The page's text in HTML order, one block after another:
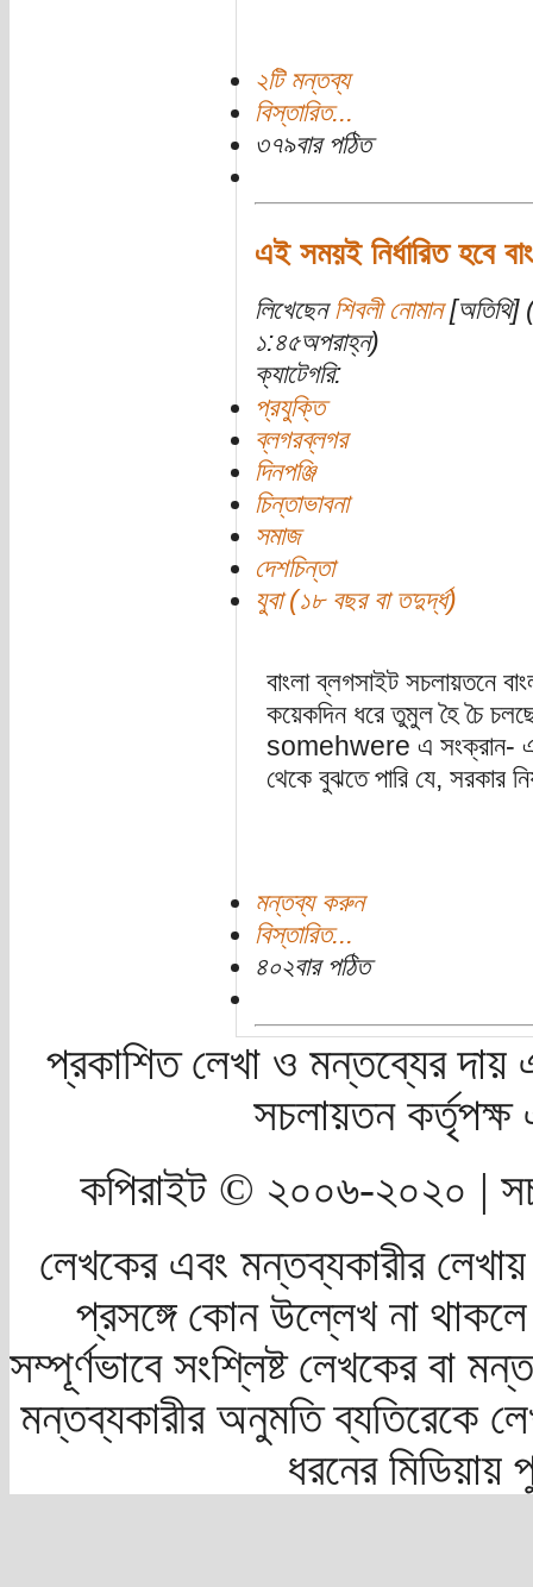
২টি মন্তব্য
বিস্তারিত...
৩৭৯বার পঠিত
এই সময়ই নির্ধারিত হবে
লিখেছেনশিবলী নোমান[অতিথি]
১:৪৫অপরাহ্ন)
ক্যাটেগরি:
প্রযুক্তি
ব্লগরব্লগর
দিনপঞ্জি
চিন্তাভাবনা
সমাজ
দেশচিন্তা
যুবা (১৮ বছর বা তদুর্দ্ধ)
বাংলা ব্লগসাইট সচলায়তনে
কয়েকদিন ধরে তুমুল হৈ চৈ
somehwere এ সংক্রান-
থেকে বুঝতে পারি যে, সরকার
মন্তব্য করুন
বিস্তারিত...
৪০২বার পঠিত
প্রকাশিত লেখা ও মন্তব্যের দায়
সচলায়তন
কপিরাইট © ২০০৬-২০২০ |
লেখকের এবং মন্তব্যকারীর
প্রসঙ্গে কোন উল্লেখ না
সম্পূর্ণভাবে সংশ্লিষ্ট লেখকের বা
মন্তব্যকারীর অনুমতি ব্যতিরেকে
ধরনের মিডিয়ায়